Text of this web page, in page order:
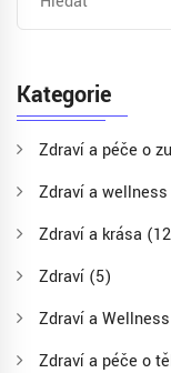
Kategorie
Zdraví a péče o
Zdraví a wellness
Zdraví a krása
Zdraví (5)
Zdraví a Wellness
Zdraví a péče o